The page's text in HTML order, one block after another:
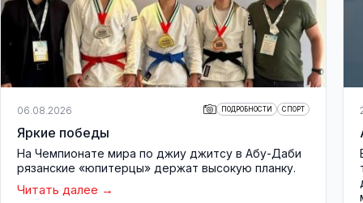
06.08.2026 ПОДРОБНОСТИ СПОРТ
Яркие победы
На Чемпионате мира по джиу джитсу в Абу-Даби
рязанские «юпитерцы» держат высокую планку.
Читать далее